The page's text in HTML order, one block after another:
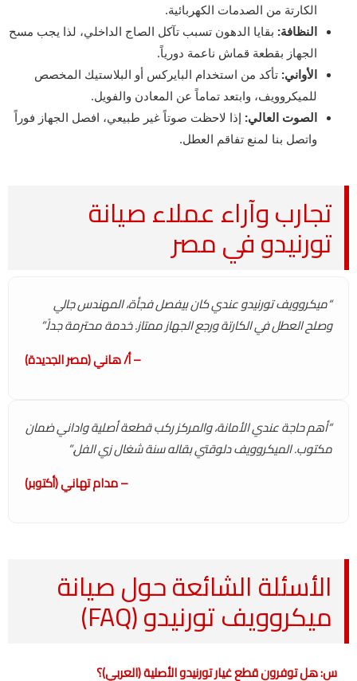
الكارتة من الصدمات الكهربائية.
النظافة: بقايا الدهون تسبب تآكل الصاج الداخلي، لذا يجب مسح
الجهاز بقطعة قماش ناعمة دورياً.
الأواني: تأكد من استخدام البايركس أو البلاستيك المخصص
للميكروويف، وابتعد تماماً عن المعادن والفويل.
الصوت العالي: إذا لاحظت صوتاً غير طبيعي، افصل الجهاز فوراً
واتصل بنا لمنع تفاقم العطل.
تجارب وآراء عملاء صيانة
تورنيدو في مصر
“ميكروويف تورنيدو عندي كان بيفصل فجأة، المهندس جالي
وصلح العطل في الكارتة ورجع الجهاز ممتاز. خدمة محترمة جداً.”
– أ/ هاني (مصر الجديدة)
“أهم حاجة عندي الأمانة، والمركز ركب قطعة أصلية واداني ضمان
مكتوب. الميكروويف دلوقتي بقاله سنة شغال زي الفل.”
– مدام تهاني (أكتوبر)
الأسئلة الشائعة حول صيانة
ميكروويف تورنيدو (FAQ)
س: هل توفرون قطع غيار تورنيدو الأصلية (العربي)؟